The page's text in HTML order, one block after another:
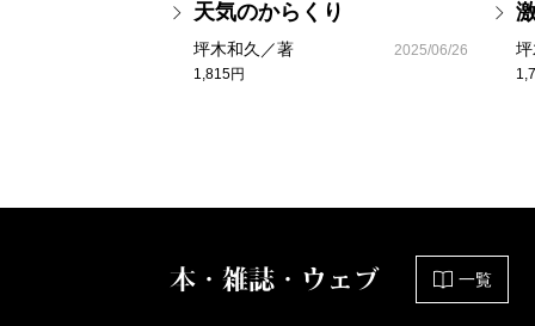
天気のからくり
坪木和久／著
1,815円
2025/06/26
本・雑誌・ウェブ 一覧